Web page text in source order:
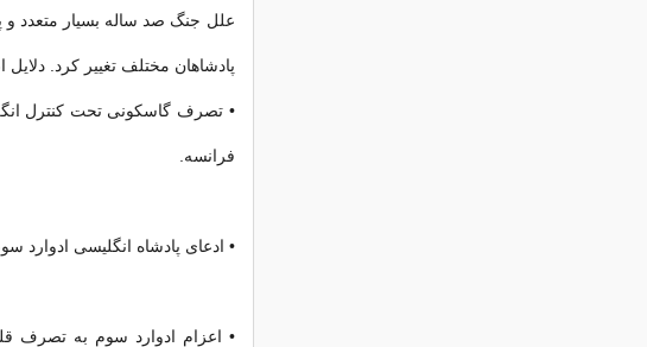
علل جنگ صد ساله بسیار متعدد و
پادشاهان مختلف تغییر کرد.
• تصرف گاسکونی تحت کنترل
فرانسه.
• ادعای پادشاه انگلیسی ادوارد
• اعزام ادوارد سوم به تصرف